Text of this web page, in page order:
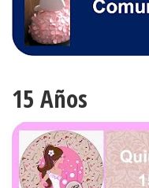
15 Años